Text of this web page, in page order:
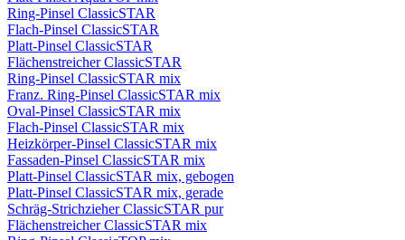
Ring-Pinsel ClassicSTAR
Flach-Pinsel ClassicSTAR
Platt-Pinsel ClassicSTAR
Flächenstreicher ClassicSTAR
Ring-Pinsel ClassicSTAR mix
Franz. Ring-Pinsel ClassicSTAR mix
Oval-Pinsel ClassicSTAR mix
Flach-Pinsel ClassicSTAR mix
Heizkörper-Pinsel ClassicSTAR mix
Fassaden-Pinsel ClassicSTAR mix
Platt-Pinsel ClassicSTAR mix, gebogen
Platt-Pinsel ClassicSTAR mix, gerade
Schräg-Strichzieher ClassicSTAR pur
Flächenstreicher ClassicSTAR mix